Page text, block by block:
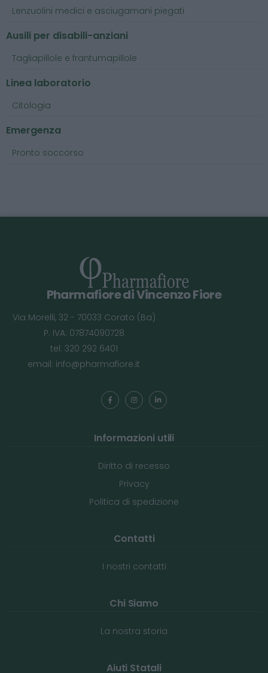
Lenzuolini medici e asciugamani piegati
Ausili per disabili-anziani
Tagliapillole e frantumapillole
Linea laboratorio
Citologia
Emergenza
Pronto soccorso
Pharmafiore di Vincenzo Fiore
Via Morelli, 32 - 70033 Corato (Ba)
P. IVA: 07874090728
tel: 320 292 6401
email: info@pharmafiore.it
Informazioni utili
Diritto di recesso
Privacy
Politica di spedizione
Contatti
I nostri contatti
Chi Siamo
La nostra storia
Aiuti Statali